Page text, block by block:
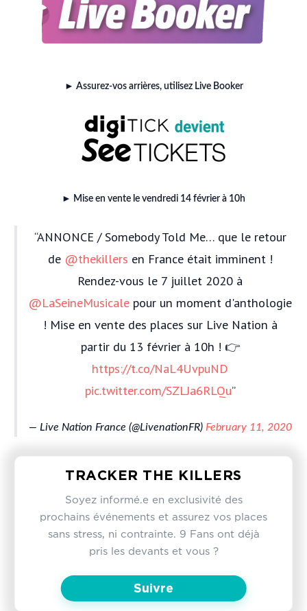
► Assurez-vos arrières, utilisez Live Booker
► Mise en vente le vendredi 14 février à 10h
ANNONCE / Somebody Told Me… que le retour
de @thekillers en France était imminent !
Rendez-vous le 7 juillet 2020 à
@LaSeineMusicale pour un moment d'anthologie
! Mise en vente des places sur Live Nation à
partir du 13 février à 10h ! 👉
https://t.co/NaL4UvpuND
pic.twitter.com/SZLJa6RLQu
— Live Nation France (@LivenationFR) February 11, 2020
TRACKER THE KILLERS
Soyez informé.e en exclusivité des
prochains événements et assurez vos places
sans stress, ni contrainte. 9 Fans ont déjà
pris les devants et vous ?
Suivre